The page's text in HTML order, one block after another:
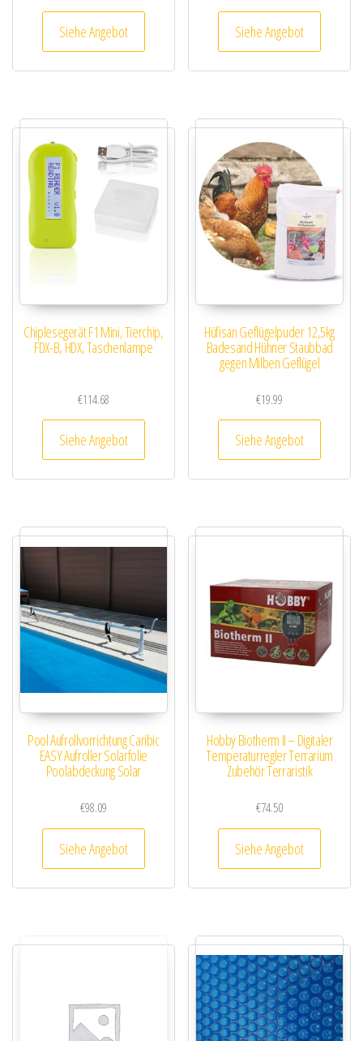
Siehe Angebot Siehe Angebot
Chiplesegerät F1 Mini, Tierchip,
FDX-B, HDX, Taschenlampe
€114.68
Siehe Angebot
Hüfisan Geflügelpuder 12,5kg
Badesand Hühner Staubbad
gegen Milben Geflügel
€19.99
Siehe Angebot
Pool Aufrollvorrichtung Caribic
EASY Aufroller Solarfolie
Poolabdeckung Solar
€98.09
Siehe Angebot
Hobby Biotherm II – Digitaler
Temperaturregler Terrarium
Zubehör Terraristik
€74.50
Siehe Angebot